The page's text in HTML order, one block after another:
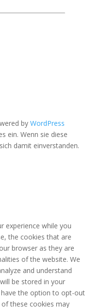
by WordPress
ein. Wenn sie diese
damit einverstanden.
experience while you
the cookies that are
browser as they are
of the website. We
and understand
be stored in your
the option to opt-out
these cookies may